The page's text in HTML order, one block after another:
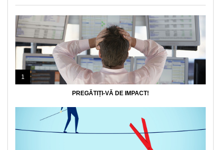
1
PREGĂTIȚI-VĂ DE IMPACT!